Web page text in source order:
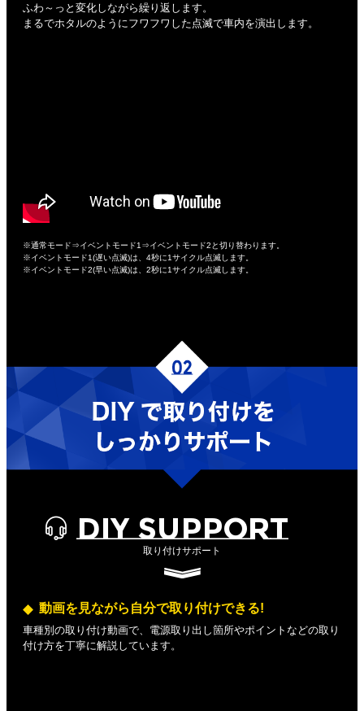
ふわ～っと変化しながら繰り返します。
まるでホタルのようにフワフワした点滅で車内を演出します。
※通常モード⇒イベントモード1⇒イベントモード2と切り替わります。
※イベントモード1(遅い点滅)は、4秒に1サイクル点滅します。
※イベントモード2(早い点滅)は、2秒に1サイクル点滅します。
DIY SUPPORT
取り付けサポート
動画を見ながら自分で取り付けできる!
車種別の取り付け動画で、電源取り出し箇所やポイントなどの取り
付け方を丁寧に解説しています。